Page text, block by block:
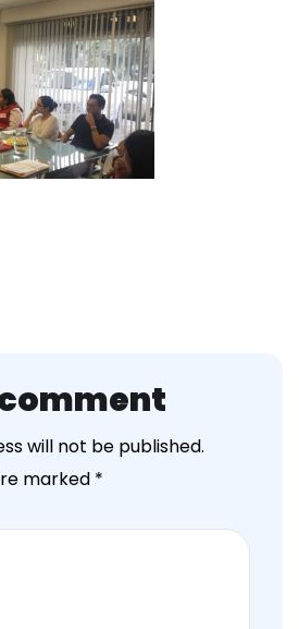
will not be published.
marked *